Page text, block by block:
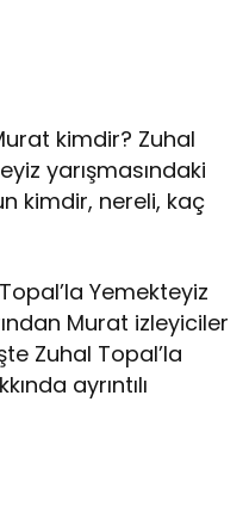
kimdir? Zuhal
yarışmasındaki
kimdir, nereli, kaç
Yemekteyiz
Murat izleyiciler
Zuhal Topal’la
ayrıntılı